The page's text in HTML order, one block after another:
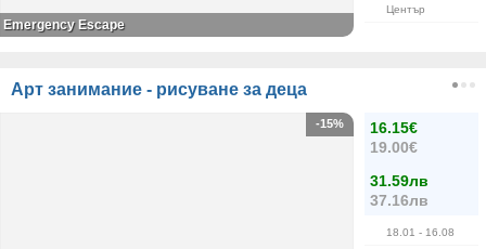
Център
Emergency Escape
Арт занимание - рисуване за деца
16.15€
19.00€
31.59лв
37.16лв
18.01 - 16.08
-15%